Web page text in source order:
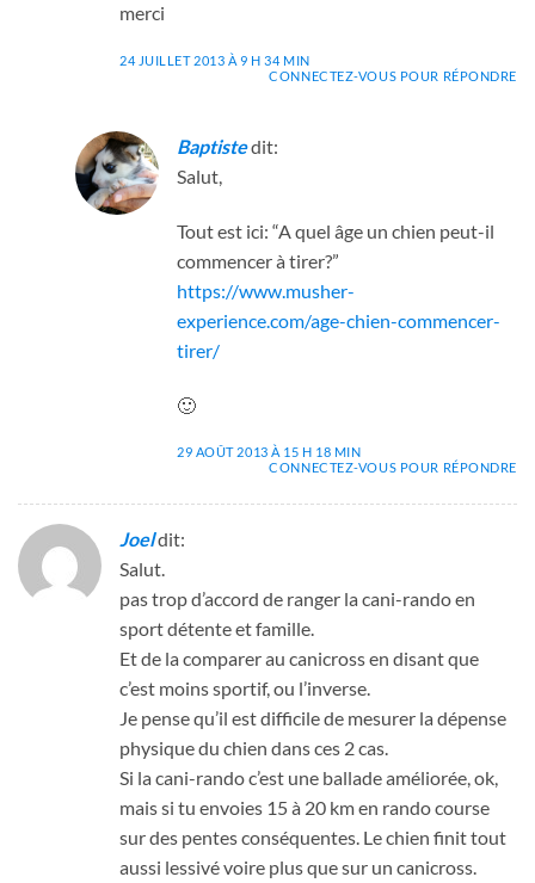
merci
24 JUILLET 2013 À 9 H 34 MIN
CONNECTEZ-VOUS POUR RÉPONDRE
Baptistedit:
Salut,
Tout est ici: “A quel âge un chien peut-il
commencer à tirer?”
https://www.musher-
experience.com/age-chien-commencer-
tirer/
🙂
29 AOÛT 2013 À 15 H 18 MIN
CONNECTEZ-VOUS POUR RÉPONDRE
Joeldit:
Salut.
pas trop d’accord de ranger la cani-rando en
sport détente et famille.
Et de la comparer au canicross en disant que
c’est moins sportif, ou l’inverse.
Je pense qu’il est difficile de mesurer la dépense
physique du chien dans ces 2 cas.
Si la cani-rando c’est une ballade améliorée, ok,
mais si tu envoies 15 à 20 km en rando course
sur des pentes conséquentes. Le chien finit tout
aussi lessivé voire plus que sur un canicross.